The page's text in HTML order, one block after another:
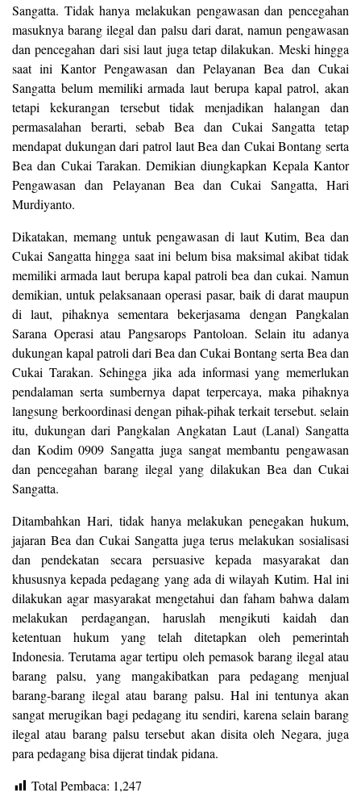
Sangatta. Tidak hanya melakukan pengawasan dan pencegahan
masuknya barang ilegal dan palsu dari darat, namun pengawasan
dan pencegahan dari sisi laut juga tetap dilakukan. Meski hingga
saat ini Kantor Pengawasan dan Pelayanan Bea dan Cukai
Sangatta belum memiliki armada laut berupa kapal patrol, akan
tetapi kekurangan tersebut tidak menjadikan halangan dan
permasalahan berarti, sebab Bea dan Cukai Sangatta tetap
mendapat dukungan dari patrol laut Bea dan Cukai Bontang serta
Bea dan Cukai Tarakan. Demikian diungkapkan Kepala Kantor
Pengawasan dan Pelayanan Bea dan Cukai Sangatta, Hari
Murdiyanto.
Dikatakan, memang untuk pengawasan di laut Kutim, Bea dan
Cukai Sangatta hingga saat ini belum bisa maksimal akibat tidak
memiliki armada laut berupa kapal patroli bea dan cukai. Namun
demikian, untuk pelaksanaan operasi pasar, baik di darat maupun
di laut, pihaknya sementara bekerjasama dengan Pangkalan
Sarana Operasi atau Pangsarops Pantoloan. Selain itu adanya
dukungan kapal patroli dari Bea dan Cukai Bontang serta Bea dan
Cukai Tarakan. Sehingga jika ada informasi yang memerlukan
pendalaman serta sumbernya dapat terpercaya, maka pihaknya
langsung berkoordinasi dengan pihak-pihak terkait tersebut. selain
itu, dukungan dari Pangkalan Angkatan Laut (Lanal) Sangatta
dan Kodim 0909 Sangatta juga sangat membantu pengawasan
dan pencegahan barang ilegal yang dilakukan Bea dan Cukai
Sangatta.
Ditambahkan Hari, tidak hanya melakukan penegakan hukum,
jajaran Bea dan Cukai Sangatta juga terus melakukan sosialisasi
dan pendekatan secara persuasive kepada masyarakat dan
khususnya kepada pedagang yang ada di wilayah Kutim. Hal ini
dilakukan agar masyarakat mengetahui dan faham bahwa dalam
melakukan perdagangan, haruslah mengikuti kaidah dan
ketentuan hukum yang telah ditetapkan oleh pemerintah
Indonesia. Terutama agar tertipu oleh pemasok barang ilegal atau
barang palsu, yang mangakibatkan para pedagang menjual
barang-barang ilegal atau barang palsu. Hal ini tentunya akan
sangat merugikan bagi pedagang itu sendiri, karena selain barang
ilegal atau barang palsu tersebut akan disita oleh Negara, juga
para pedagang bisa dijerat tindak pidana.
Total Pembaca: 1,247